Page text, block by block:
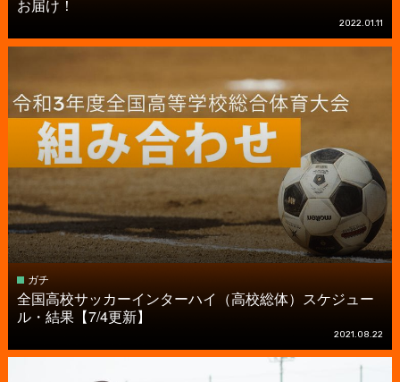
お届け！
2022.01.11
ガチ
全国高校サッカーインターハイ（高校総体）スケジュー
ル・結果【7/4更新】
2021.08.22